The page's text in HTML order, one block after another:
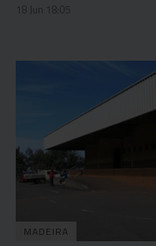
18 Jun 18:05
MADEIRA